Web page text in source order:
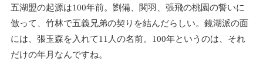
五湖盟の起源は100年前。劉備、関羽、張飛の桃園の誓いに
倣って、竹林で五義兄弟の契りを結んだらしい。鏡湖派の面
には、張玉森を入れて11人の名前。100年というのは、それ
だけの年月なんですね。